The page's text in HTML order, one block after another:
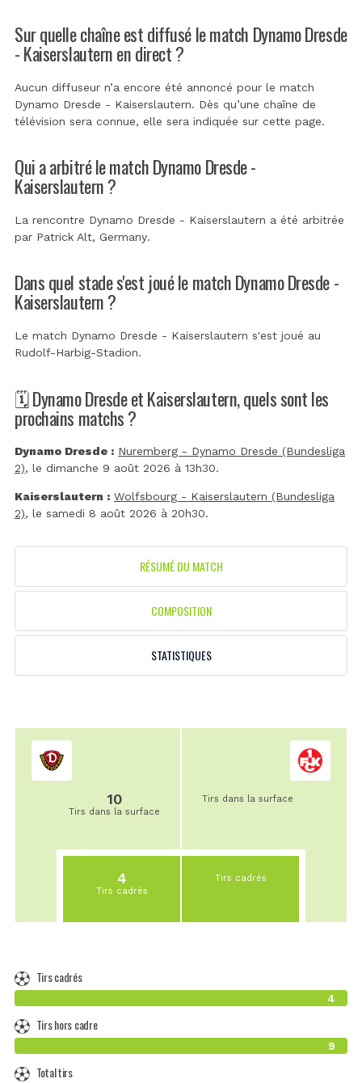
Sur quelle chaîne est diffusé le match Dynamo Dresde
- Kaiserslautern en direct ?
Aucun diffuseur n’a encore été annoncé pour le match
Dynamo Dresde - Kaiserslautern. Dès qu’une chaîne de
télévision sera connue, elle sera indiquée sur cette page.
Qui a arbitré le match Dynamo Dresde -
Kaiserslautern ?
La rencontre Dynamo Dresde - Kaiserslautern a été arbitrée
par Patrick Alt, Germany.
Dans quel stade s'est joué le match Dynamo Dresde -
Kaiserslautern ?
Le match Dynamo Dresde - Kaiserslautern s'est joué au
Rudolf-Harbig-Stadion.
🗓️ Dynamo Dresde et Kaiserslautern, quels sont les
prochains matchs ?
Dynamo Dresde : Nuremberg - Dynamo Dresde (Bundesliga
2), le dimanche 9 août 2026 à 13h30.
Kaiserslautern : Wolfsbourg - Kaiserslautern (Bundesliga
2), le samedi 8 août 2026 à 20h30.
RÉSUMÉ DU MATCH
COMPOSITION
STATISTIQUES
10
Tirs dans la surface
4
Tirs cadrés
Tirs dans la surface
Tirs cadrés
Tirs cadrés
4
Tirs hors cadre
9
Total tirs